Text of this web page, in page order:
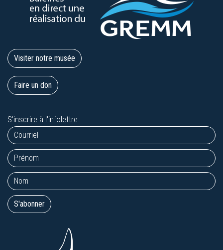
Visiter notre musée
Faire un don
S'inscrire à l'infolettre